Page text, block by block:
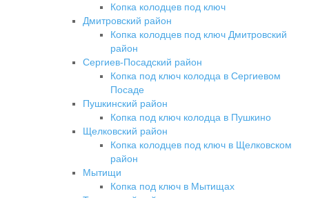
Копка колодцев под ключ
Дмитровский район
Копка колодцев под ключ Дмитровский
район
Сергиев-Посадский район
Копка под ключ колодца в Сергиевом
Посаде
Пушкинский район
Копка под ключ колодца в Пушкино
Щелковский район
Копка колодцев под ключ в Щелковском
район
Мытищи
Копка под ключ в Мытищах